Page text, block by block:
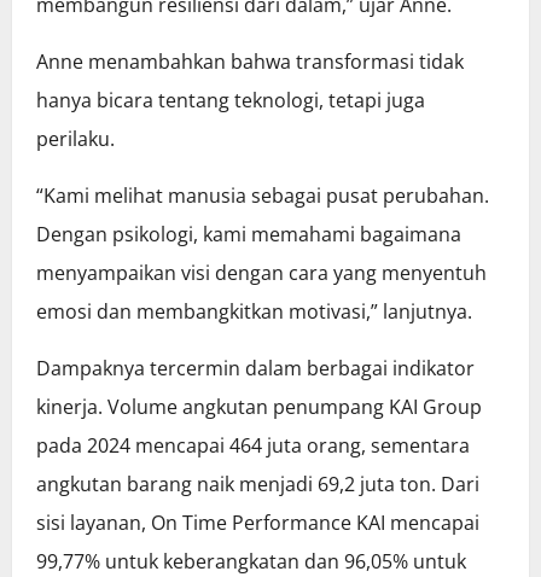
Anne menambahkan bahwa transformasi tidak
hanya bicara tentang teknologi, tetapi juga
perilaku.
“Kami melihat manusia sebagai pusat perubahan.
Dengan psikologi, kami memahami bagaimana
menyampaikan visi dengan cara yang menyentuh
emosi dan membangkitkan motivasi,” lanjutnya.
Dampaknya tercermin dalam berbagai indikator
kinerja. Volume angkutan penumpang KAI Group
pada 2024 mencapai 464 juta orang, sementara
angkutan barang naik menjadi 69,2 juta ton. Dari
sisi layanan, On Time Performance KAI mencapai
99,77% untuk keberangkatan dan 96,05% untuk